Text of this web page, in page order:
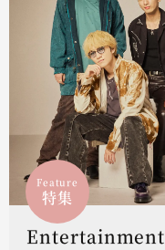
Feature
特集
Entertainment